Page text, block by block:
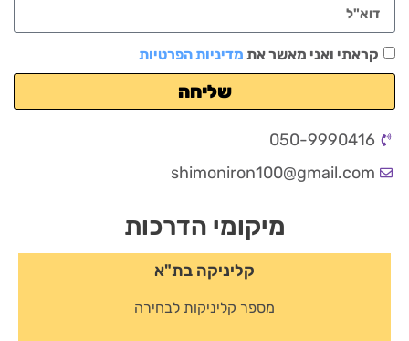
קראתי ואני מאשר את מדיניות הפרטיות
שליחה
050-9990416
shimoniron100@gmail.com
מיקומי הדרכות
קליניקה בת"א
מספר קליניקות לבחירה